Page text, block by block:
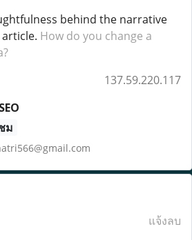
behind the narrative
How do you change a
137.59.220.117
ม
แจ้งลบ